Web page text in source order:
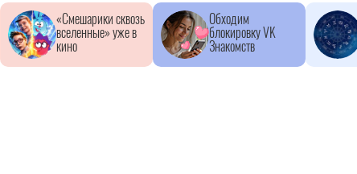
«Смешарики сквозь
вселенные» уже в
кино
Обходим
блокировку VK
Знакомств